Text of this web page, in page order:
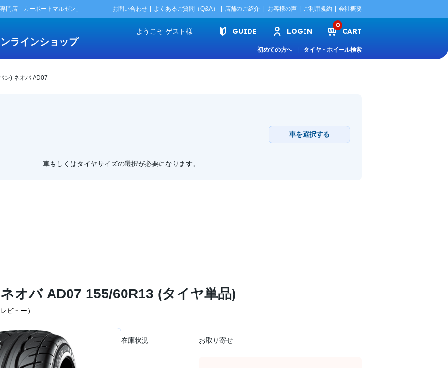
門店「カーポートマルゼン」 お問い合わせ よくあるご質問（Q&A） 店舗のご紹介 お客様の声 ご利用規約 会社概要
ラインショップ
ようこそ ゲスト様 GUIDE LOGIN
0
CART
初めての方へ タイヤ・ホイール検索
ン) ネオバ AD07
車を選択する
車もしくはタイヤサイズの選択が必要になります。
オバ AD07 155/60R13 (タイヤ単品)
ビュー）
在庫状況 お取り寄せ